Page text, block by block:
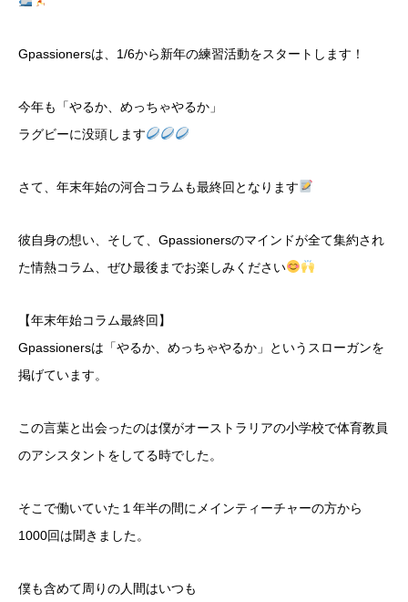
Gpassionersは、1/6から新年の練習活動をスタートします！
今年も「やるか、めっちゃやるか」
ラグビーに没頭します
さて、年末年始の河合コラムも最終回となります
彼自身の想い、そして、Gpassionersのマインドが全て集約され
た情熱コラム、ぜひ最後までお楽しみください
【年末年始コラム最終回】
Gpassionersは「やるか、めっちゃやるか」というスローガンを
掲げています。
この言葉と出会ったのは僕がオーストラリアの小学校で体育教員
のアシスタントをしてる時でした。
そこで働いていた１年半の間にメインティーチャーの方から
1000回は聞きました。
僕も含めて周りの人間はいつも